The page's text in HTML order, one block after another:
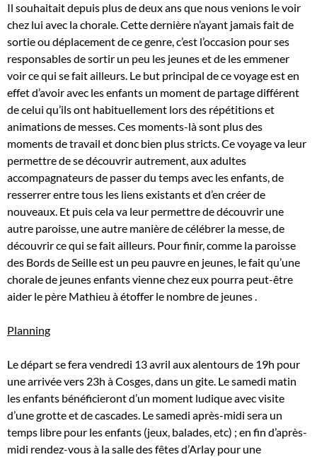
Il souhaitait depuis plus de deux ans que nous venions le voir
chez lui avec la chorale. Cette dernière n’ayant jamais fait de
sortie ou déplacement de ce genre, c’est l’occasion pour ses
responsables de sortir un peu les jeunes et de les emmener
voir ce qui se fait ailleurs. Le but principal de ce voyage est en
effet d’avoir avec les enfants un moment de partage différent
de celui qu’ils ont habituellement lors des répétitions et
animations de messes. Ces moments-là sont plus des
moments de travail et donc bien plus stricts. Ce voyage va leur
permettre de se découvrir autrement, aux adultes
accompagnateurs de passer du temps avec les enfants, de
resserrer entre tous les liens existants et d’en créer de
nouveaux. Et puis cela va leur permettre de découvrir une
autre paroisse, une autre manière de célébrer la messe, de
découvrir ce qui se fait ailleurs. Pour finir, comme la paroisse
des Bords de Seille est un peu pauvre en jeunes, le fait qu’une
chorale de jeunes enfants vienne chez eux pourra peut-être
aider le père Mathieu à étoffer le nombre de jeunes .
Planning
Le départ se fera vendredi 13 avril aux alentours de 19h pour
une arrivée vers 23h à Cosges, dans un gite. Le samedi matin
les enfants bénéficieront d’un moment ludique avec visite
d’une grotte et de cascades. Le samedi après-midi sera un
temps libre pour les enfants (jeux, balades, etc) ; en fin d’après-
midi rendez-vous à la salle des fêtes d’Arlay pour une